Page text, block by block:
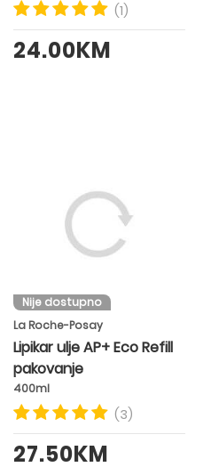
(1)
24.00KM
Nije dostupno
La Roche-Posay
Lipikar ulje AP+ Eco Refill
pakovanje
400ml
(3)
27.50KM